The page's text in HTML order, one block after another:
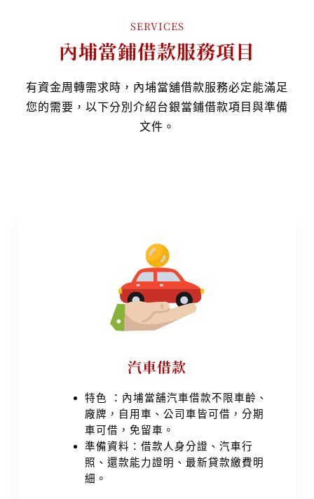
SERVICES
內埔當鋪借款服務項目
有資金周轉需求時，內埔當舖借款服務必定能滿足
您的需要，以下分別介紹台銀當鋪借款項目與準備
文件。
汽車借款
特色 ：內埔當舖汽車借款不限車齡、
廠牌，自用車、公司車皆可借，分期
車可借，免留車。
準備資料：借款人身分證、汽車行
照、還款能力證明、最新貸款繳費明
細。